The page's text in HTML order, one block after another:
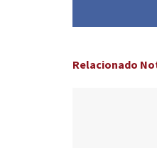
Relacionado